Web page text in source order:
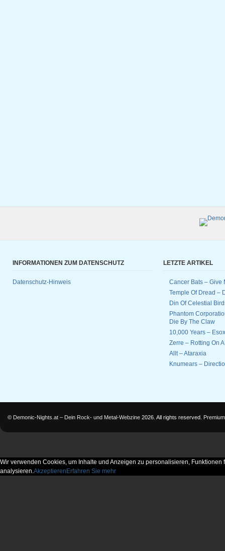
INFORMATIONEN ZUM DATENSCHUTZ
Datenschutz-Hinweis
LETZTE ARTIKEL
Cancer Bats – Give
Temple Of Dread –
Din Of Celestial
Phantom
Die By The Claw
10,000 Years –
Zerre – Rotting On
Allt – Ataraxia
Knumears –
© Demonic-Nights.at – Dein Rock- und Metal-Webzine 2026. All rights reserved.
Wir verwenden Cookies, um Inhalte und Anzeigen zu personalisieren,
analysieren.Akzeptieren Erfahren Sie mehr